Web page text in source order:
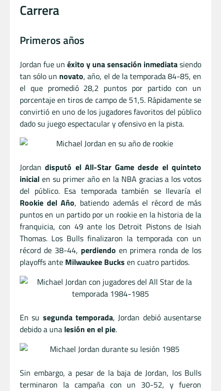
Carrera
Primeros años
Jordan fue un éxito y una sensación inmediatasiendo
tan sólo un novato, año, el de la temporada 84-85, en
el que promedió 28,2 puntos por partido con un
porcentaje en tiros de campo de 51,5. Rápidamente se
convirtió en uno de los jugadores favoritos del público
dado su juego espectacular y ofensivo en la pista.
Jordandisputó el All-Star Game desde el quinteto
inicial en su primer año en la NBA gracias a los votos
del público. Esa temporada también se llevaría el
Rookie del Año, batiendo además el récord de más
puntos en un partido por un rookie en la historia de la
franquicia, con 49 ante los Detroit Pistons de Isiah
Thomas. Los Bulls finalizaron la temporada con un
récord de 38-44, perdiendo en primera ronda de los
playoffs ante Milwaukee Bucks en cuatro partidos.
En su segunda temporada, Jordan debió ausentarse
debido a una lesión en el pie.
Sin embargo, a pesar de la baja de Jordan, los Bulls
terminaron la campaña con un 30-52, y fueron